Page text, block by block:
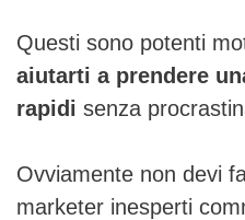
Questi sono potenti
aiutarti a prendere
rapidi senza
Ovviamente non devi
marketer inesperti